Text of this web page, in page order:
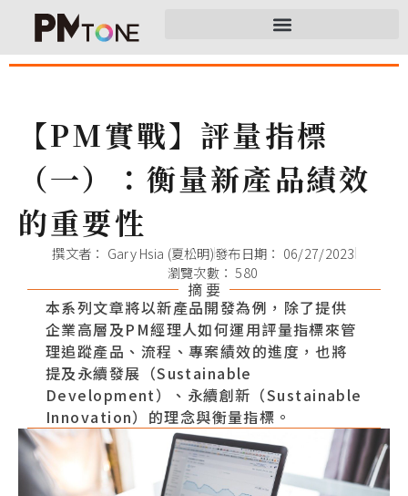
【PM實戰】評量指標
（一）：衡量新產品績效
的重要性
撰文者： Gary Hsia (夏松明)發布日期： 06/27/2023
瀏覽次數： 580
摘 要
本系列文章將以新產品開發為例，除了提供
企業高層及PM經理人如何運用評量指標來管
理追蹤產品、流程、專案績效的進度，也將
提及永續發展（Sustainable
Development）、永續創新（Sustainable
Innovation）的理念與衡量指標。